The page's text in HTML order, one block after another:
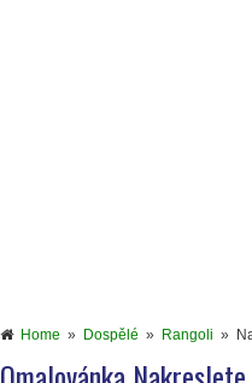
Home » Dospělé » Rangoli »